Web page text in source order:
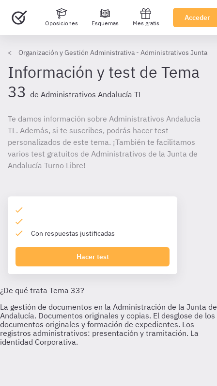
Oposiciones Esquemas Mes gratis
Acceder
Organización y Gestión Administrativa - Administrativos Junta
Información y test de Tema
33 de Administrativos Andalucía TL
Te damos información sobre Administrativos Andalucía
TL. Además, si te suscribes, podrás hacer test
personalizados de este tema. ¡También te facilitamos
varios test gratuitos de Administrativos de la Junta de
Andalucía Turno Libre!
Con respuestas justificadas
Hacer test